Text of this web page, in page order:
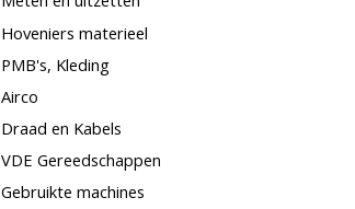
Hoveniers materieel
PMB's, Kleding
Airco
Draad en Kabels
VDE Gereedschappen
Gebruikte machines